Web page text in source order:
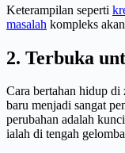
Keterampilan seperti
masalah kompleks
2. Terbuka
Cara bertahan hidup di
baru menjadi sangat
perubahan adalah
ialah di tengah